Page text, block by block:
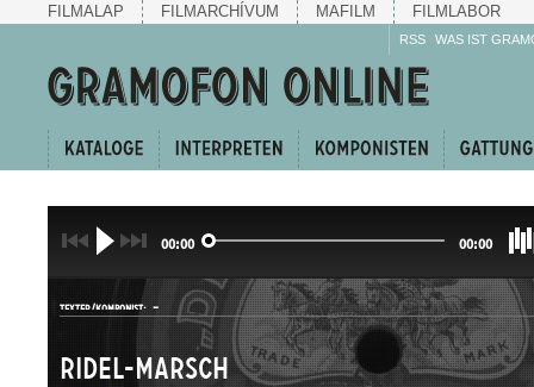
FILMALAP FILMARCHÍVUM MAFILM FILMLABOR
RSS WAS IST
00:00 00:00
TEXTER/KOMPONIST: -
Ridel-Marsch